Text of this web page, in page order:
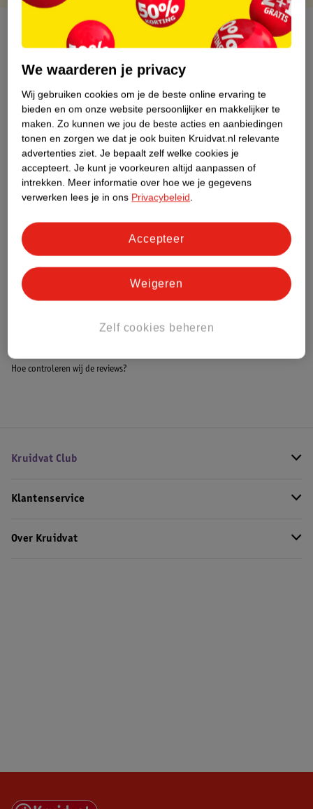
Over dit product
Productinformatie
Etiketinformatie
Nature Impact Score
Dit product heeft (nog) geen Nature
Impact Score.
Meer informatie
Bestel & Bezorginformatie
Bekijk ook
LEGO Disney Alle LEGO Disney
Hoe controleren wij de reviews?
Kruidvat Club
Klantenservice
Over Kruidvat
We waarderen je privacy
Wij gebruiken cookies om je de beste online ervaring te
bieden en om onze website persoonlijker en makkelijker te
maken. Zo kunnen we jou de beste acties en aanbiedingen
tonen en zorgen we dat je ook buiten Kruidvat.nl relevante
advertenties ziet. Je bepaalt zelf welke cookies je
accepteert. Je kunt je voorkeuren altijd aanpassen of
intrekken. Meer informatie over hoe we je gegevens
verwerken lees je in ons Privacybeleid.
Zelf cookies beheren
Weigeren
Accepteer